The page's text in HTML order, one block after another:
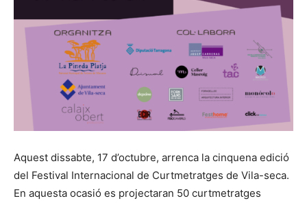
Aquest dissabte, 17 d’octubre, arrenca la cinquena edició
del Festival Internacional de Curtmetratges de Vila-seca.
En aquesta ocasió es projectaran 50 curtmetratges